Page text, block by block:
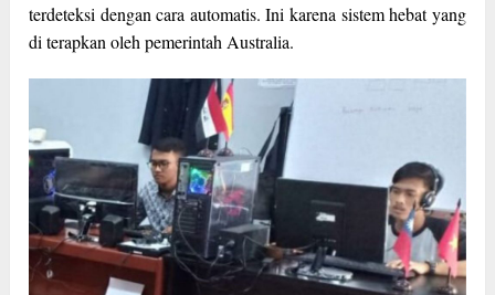
terdeteksi dengan cara automatis. Ini karena sistem hebat yang
di terapkan oleh pemerintah Australia.